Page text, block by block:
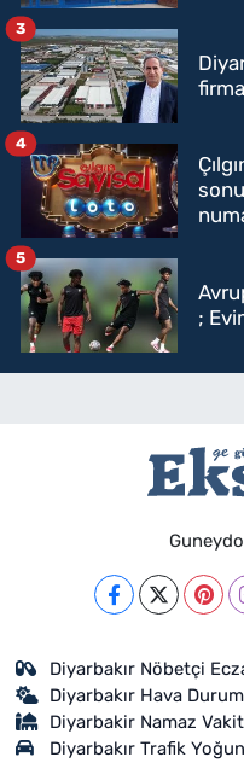
3
4
;
5
Diyarbakır Nöbetçi
Diyarbakır Hava
Diyarbakir Namaz
Diyarbakır Trafik